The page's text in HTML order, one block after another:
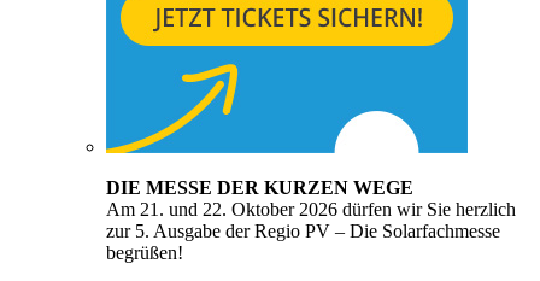
DIE MESSE DER KURZEN WEGE
Am 21. und 22. Oktober 2026 dürfen wir Sie herzlich
zur 5. Ausgabe der Regio PV – Die Solarfachmesse
begrüßen!